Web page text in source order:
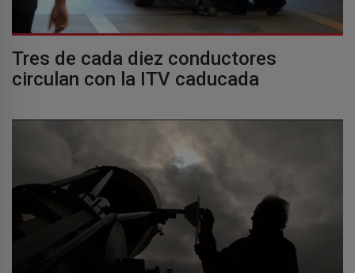
Tres de cada diez conductores
circulan con la ITV caducada